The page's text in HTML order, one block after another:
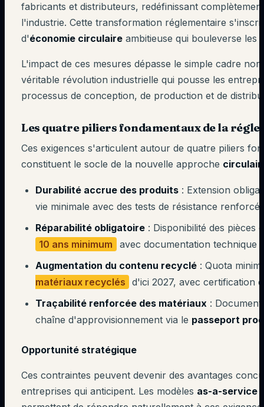
fabricants et distributeurs, redéfinissant
l'industrie. Cette transformation réglementaire
d'économie circulaire ambitieuse qui bouleverse les
L'impact de ces mesures dépasse le simple cadre
véritable révolution industrielle qui pousse les
processus de conception, de production et de
Les quatre piliers fondamentaux de la
Ces exigences s'articulent autour de quatre piliers
constituent le socle de la nouvelle approche
Durabilité accrue des produits : Extension
vie minimale avec des tests de résistance renforcés
Réparabilité obligatoire : Disponibilité des pièces
10 ans minimum
avec documentation technique
Augmentation du contenu recyclé : Quota
matériaux recyclés d'ici 2027, avec certification
Traçabilité renforcée des matériaux :
chaîne d'approvisionnement via le passeport
Opportunité stratégique
Ces contraintes peuvent devenir des avantages
entreprises qui anticipent. Les modèles as-a-service